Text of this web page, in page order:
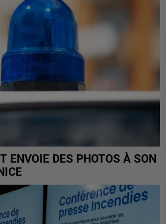
ENVOIE DES PHOTOS À SON